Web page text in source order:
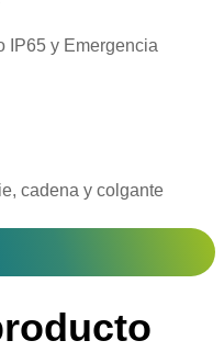
IP65 y Emergencia
cadena y colgante